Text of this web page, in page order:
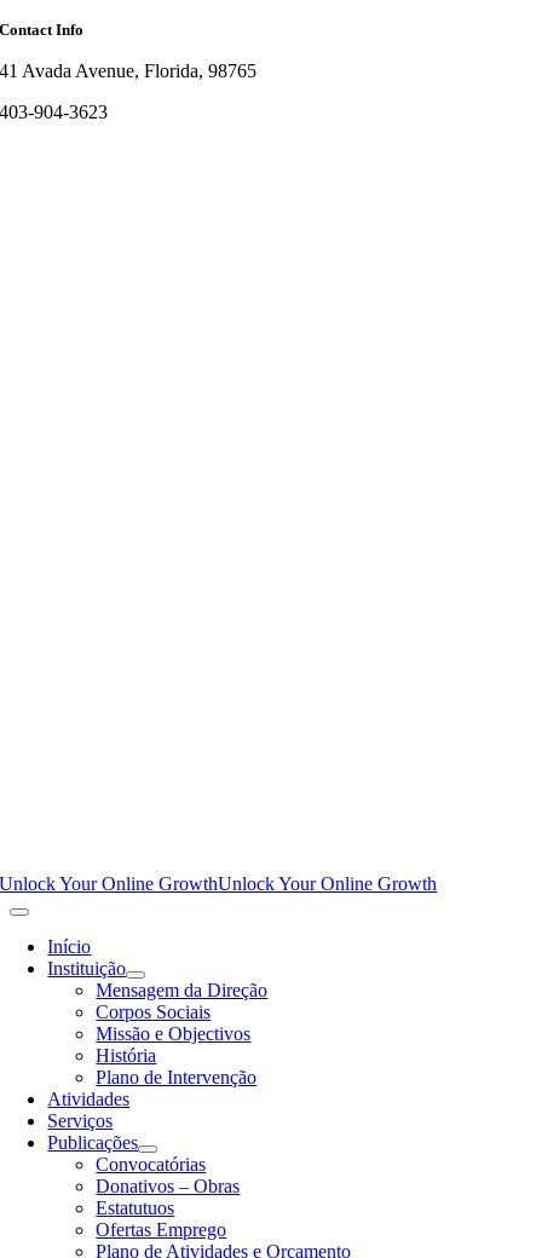
Contact Info
41 Avada Avenue, Florida, 98765
403-904-3623
Unlock Your Online GrowthUnlock Your Online Growth
Início
Instituição
Mensagem da Direção
Corpos Sociais
Missão e Objectivos
História
Plano de Intervenção
Atividades
Serviços
Publicações
Convocatórias
Donativos – Obras
Estatutuos
Ofertas Emprego
Plano de Atividades e Orçamento